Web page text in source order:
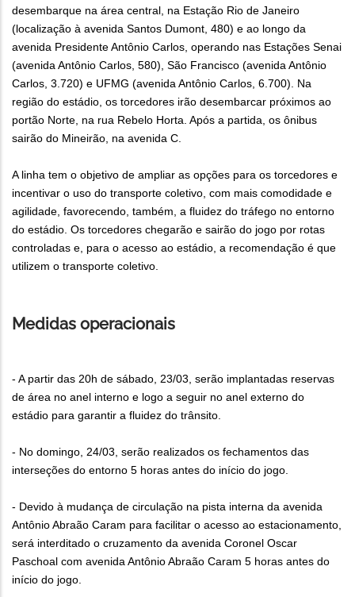
desembarque na área central, na Estação Rio de Janeiro
(localização à avenida Santos Dumont, 480) e ao longo da
avenida Presidente Antônio Carlos, operando nas Estações Senai
(avenida Antônio Carlos, 580), São Francisco (avenida Antônio
Carlos, 3.720) e UFMG (avenida Antônio Carlos, 6.700). Na
região do estádio, os torcedores irão desembarcar próximos ao
portão Norte, na rua Rebelo Horta. Após a partida, os ônibus
sairão do Mineirão, na avenida C.
A linha tem o objetivo de ampliar as opções para os torcedores e
incentivar o uso do transporte coletivo, com mais comodidade e
agilidade, favorecendo, também, a fluidez do tráfego no entorno
do estádio. Os torcedores chegarão e sairão do jogo por rotas
controladas e, para o acesso ao estádio, a recomendação é que
utilizem o transporte coletivo.
Medidas operacionais
- A partir das 20h de sábado, 23/03, serão implantadas reservas
de área no anel interno e logo a seguir no anel externo do
estádio para garantir a fluidez do trânsito.
- No domingo, 24/03, serão realizados os fechamentos das
interseções do entorno 5 horas antes do início do jogo.
- Devido à mudança de circulação na pista interna da avenida
Antônio Abraão Caram para facilitar o acesso ao estacionamento,
será interditado o cruzamento da avenida Coronel Oscar
Paschoal com avenida Antônio Abraão Caram 5 horas antes do
início do jogo.